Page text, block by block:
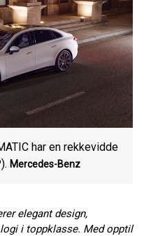
har en rekkevidde
Mercedes-Benz
elegant design,
i toppklasse. Med opptil